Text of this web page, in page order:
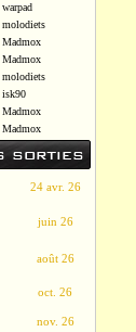
warpad
molodiets
Madmox
Madmox
molodiets
isk90
Madmox
Madmox
sorties
24 avr. 26
juin 26
août 26
oct. 26
nov. 26